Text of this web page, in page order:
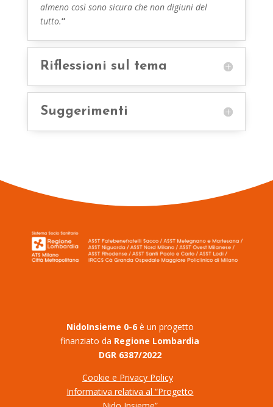
almeno così sono sicura che non digiuni del
tutto.”
Riflessioni sul tema
Suggerimenti
NidoInsieme 0-6è un progetto
finanziato da Regione Lombardia
DGR 6387/2022
Cookie e Privacy Policy
Informativa relativa al “Progetto